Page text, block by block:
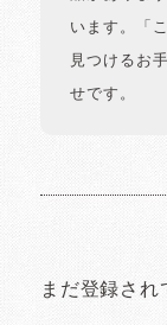
います。「
見つけるお
せです。
まだ登録され